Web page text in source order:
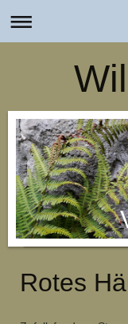
Rotes